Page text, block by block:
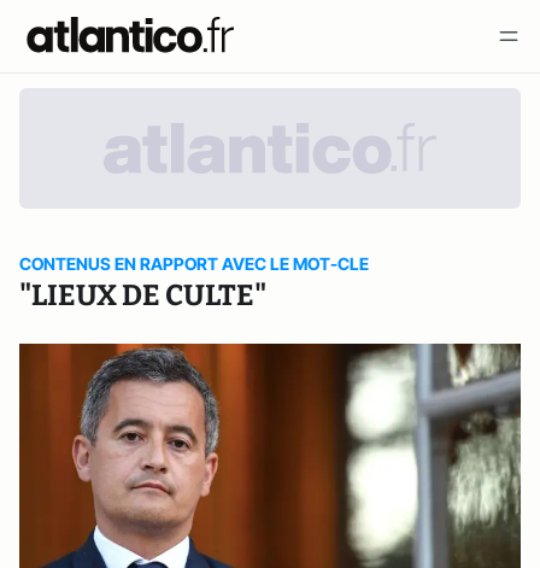
CONTENUS EN RAPPORT AVEC LE MOT-CLE
"LIEUX DE CULTE"